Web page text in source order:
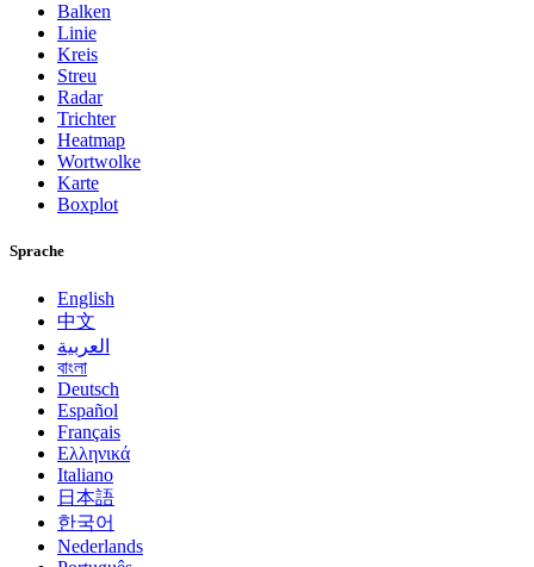
Balken
Linie
Kreis
Streu
Radar
Trichter
Heatmap
Wortwolke
Karte
Boxplot
Sprache
English
中文
العربية
বাংলা
Deutsch
Español
Français
Ελληνικά
Italiano
日本語
한국어
Nederlands